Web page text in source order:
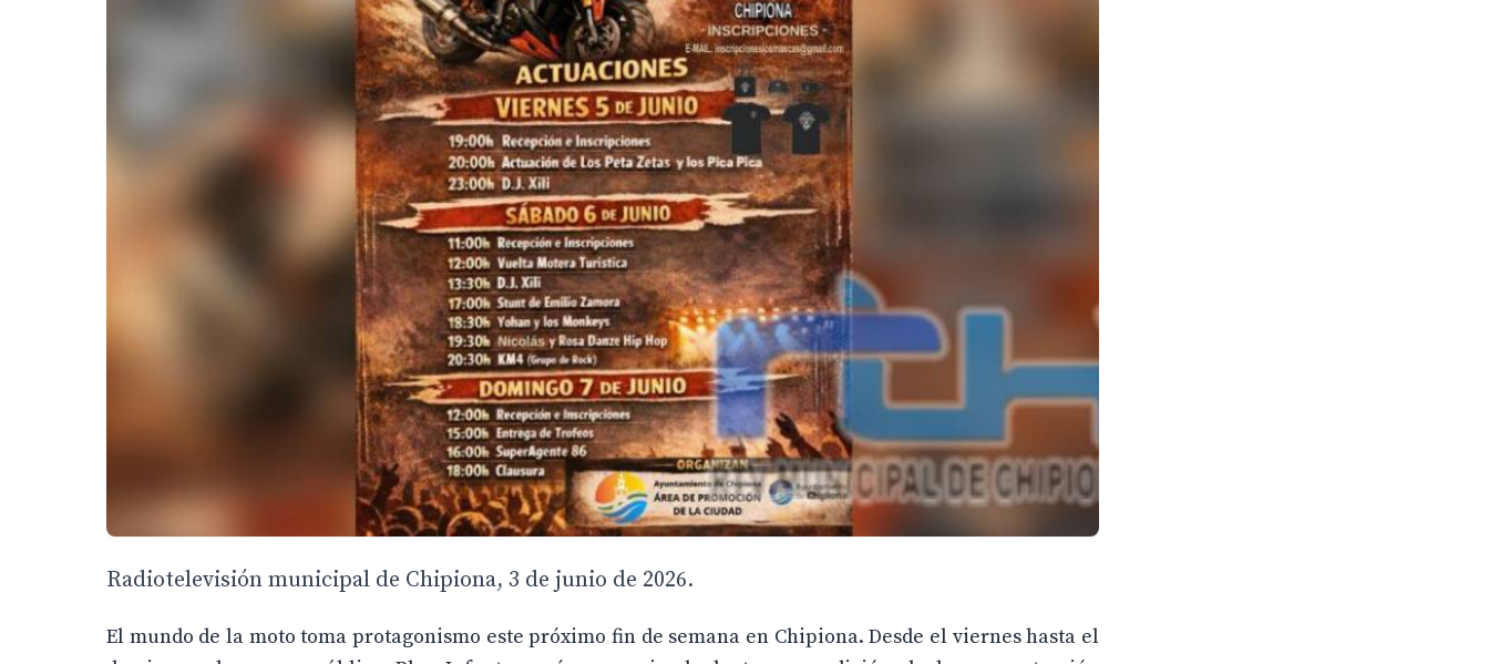
Radiotelevisión municipal de Chipiona, 3 de junio de 2026.
El mundo de la moto toma protagonismo este próximo fin de semana en Chipiona. Desde el viernes hasta el